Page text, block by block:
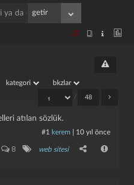
kategori bkzlar
/ 48
atılan sözlük.
#1 kerem 10 yıl önce
8 web sitesi